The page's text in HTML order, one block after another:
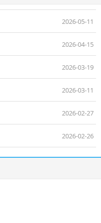
2026-05-11
2026-04-15
2026-03-19
2026-03-11
2026-02-27
2026-02-26